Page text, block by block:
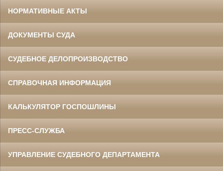
НОРМАТИВНЫЕ АКТЫ
ДОКУМЕНТЫ СУДА
СУДЕБНОЕ ДЕЛОПРОИЗВОДСТВО
СПРАВОЧНАЯ ИНФОРМАЦИЯ
КАЛЬКУЛЯТОР ГОСПОШЛИНЫ
ПРЕСС-СЛУЖБА
УПРАВЛЕНИЕ СУДЕБНОГО ДЕПАРТАМЕНТА